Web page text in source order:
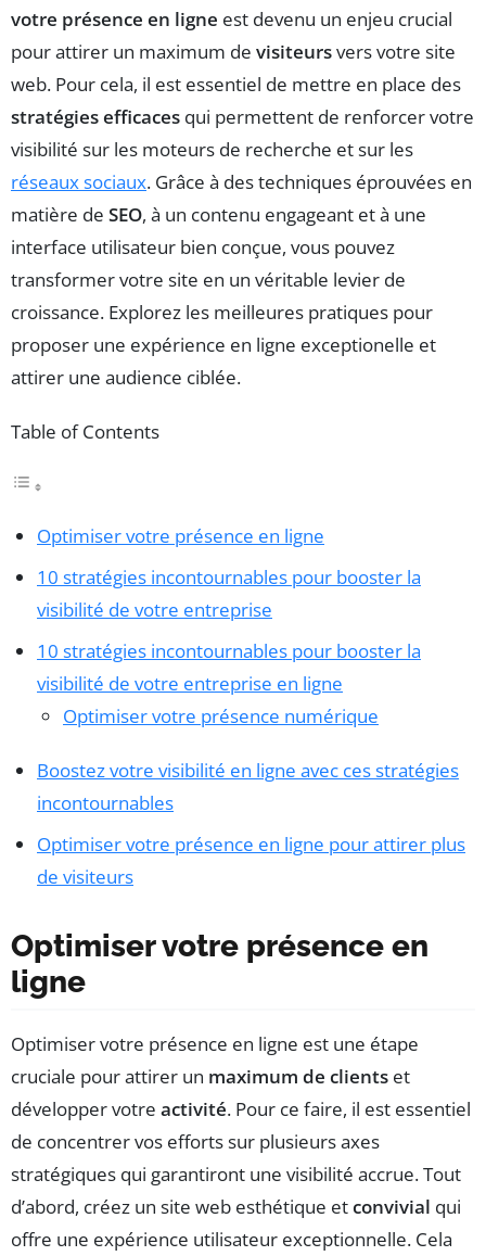
votre présence en ligne est devenu un enjeu crucial
pour attirer un maximum de visiteursvers votre site
web. Pour cela, il est essentiel de mettre en place des
stratégies efficaces qui permettent de renforcer votre
visibilité sur les moteurs de recherche et sur les
réseaux sociaux. Grâce à des techniques éprouvées en
matière de SEO, à un contenu engageant et à une
interface utilisateur bien conçue, vous pouvez
transformer votre site en un véritable levier de
croissance. Explorez les meilleures pratiques pour
proposer une expérience en ligne exceptionelle et
attirer une audience ciblée.
Table of Contents
Optimiser votre présence en ligne
10 stratégies incontournables pour booster la
visibilité de votre entreprise
10 stratégies incontournables pour booster la
visibilité de votre entreprise en ligne
Optimiser votre présence numérique
Boostez votre visibilité en ligne avec ces stratégies
incontournables
Optimiser votre présence en ligne pour attirer plus
de visiteurs
Optimiser votre présence en
ligne
Optimiser votre présence en ligne est une étape
cruciale pour attirer un maximum de clients et
développer votre activité. Pour ce faire, il est essentiel
de concentrer vos efforts sur plusieurs axes
stratégiques qui garantiront une visibilité accrue. Tout
d’abord, créez un site web esthétique etconvivial qui
offre une expérience utilisateur exceptionnelle. Cela